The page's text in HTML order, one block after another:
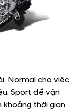
Normal cho việc
Sport để vận
khoảng thời gian